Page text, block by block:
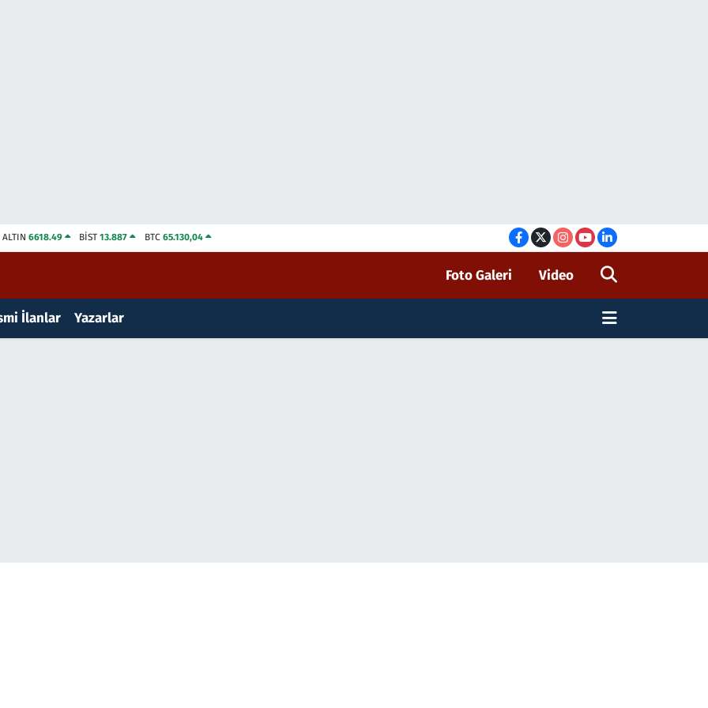
ALTIN 6618.49 BİST13.887 BTC 65.130,04
Foto Galeri Video
İlanlar Yazarlar